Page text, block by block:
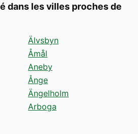
dans les villes proches de
Älvsbyn
Åmål
Aneby
Ånge
Ängelholm
Arboga